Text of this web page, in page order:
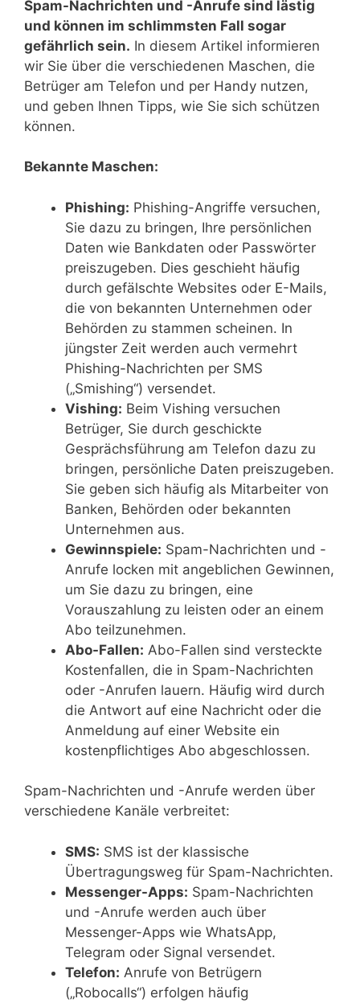
Spam-Nachrichten und -Anrufe sind lästig
und können im schlimmsten Fall sogar
gefährlich sein. In diesem Artikel informieren
wir Sie über die verschiedenen Maschen, die
Betrüger am Telefon und per Handy nutzen,
und geben Ihnen Tipps, wie Sie sich schützen
können.
Bekannte Maschen:
Phishing: Phishing-Angriffe versuchen,
Sie dazu zu bringen, Ihre persönlichen
Daten wie Bankdaten oder Passwörter
preiszugeben. Dies geschieht häufig
durch gefälschte Websites oder E-Mails,
die von bekannten Unternehmen oder
Behörden zu stammen scheinen. In
jüngster Zeit werden auch vermehrt
Phishing-Nachrichten per SMS
(„Smishing“) versendet.
Vishing: Beim Vishing versuchen
Betrüger, Sie durch geschickte
Gesprächsführung am Telefon dazu zu
bringen, persönliche Daten preiszugeben.
Sie geben sich häufig als Mitarbeiter von
Banken, Behörden oder bekannten
Unternehmen aus.
Gewinnspiele: Spam-Nachrichten und -
Anrufe locken mit angeblichen Gewinnen,
um Sie dazu zu bringen, eine
Vorauszahlung zu leisten oder an einem
Abo teilzunehmen.
Abo-Fallen: Abo-Fallen sind versteckte
Kostenfallen, die in Spam-Nachrichten
oder -Anrufen lauern. Häufig wird durch
die Antwort auf eine Nachricht oder die
Anmeldung auf einer Website ein
kostenpflichtiges Abo abgeschlossen.
Spam-Nachrichten und -Anrufe werden über
verschiedene Kanäle verbreitet:
SMS: SMS ist der klassische
Übertragungsweg für Spam-Nachrichten.
Messenger-Apps: Spam-Nachrichten
und -Anrufe werden auch über
Messenger-Apps wie WhatsApp,
Telegram oder Signal versendet.
Telefon: Anrufe von Betrügern
(„Robocalls“) erfolgen häufig